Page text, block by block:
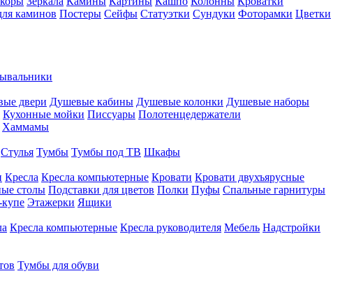
каминов Постеры Сейфы Статуэтки Сундуки Фоторамки Цветки
двери Душевые кабины Душевые колонки Душевые наборы
Кухонные мойки Писсуары Полотенцедержатели
Хаммамы
Стулья Тумбы Тумбы под ТВ Шкафы
Кресла Кресла компьютерные Кровати Кровати двухъярусные
столы Подставки для цветов Полки Пуфы Спальные гарнитуры
Этажерки Ящики
Кресла компьютерные Кресла руководителя Мебель Надстройки
Тумбы для обуви